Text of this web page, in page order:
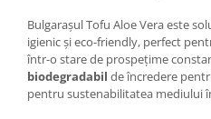
Bulgarașul Tofu Aloe Vera este
igienic și eco-friendly, perfect
într-o stare de prospețime
biodegradabil de încredere
pentru sustenabilitatea mediului